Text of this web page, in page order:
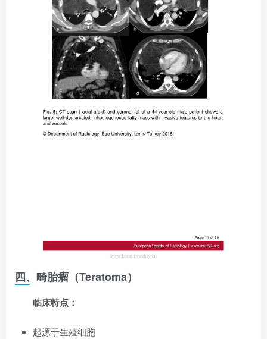
四、畸胎瘤（Teratoma）
临床特点：
起源于生殖细胞